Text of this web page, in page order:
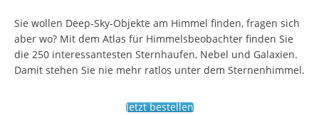
Sie wollen Deep-Sky-Objekte am Himmel finden, fragen sich
aber wo? Mit dem Atlas für Himmelsbeobachter finden Sie
die 250 interessantesten Sternhaufen, Nebel und Galaxien.
Damit stehen Sie nie mehr ratlos unter dem Sternenhimmel.
Jetzt bestellen